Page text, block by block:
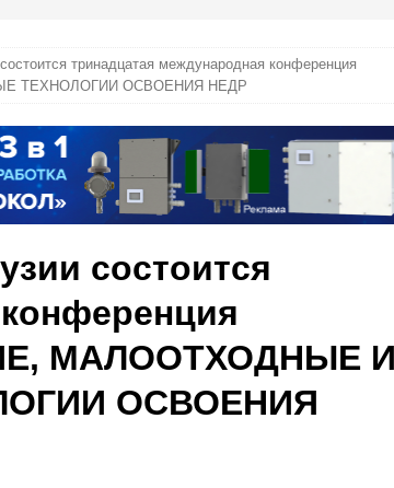
тринадцатая международная конференция
ТЕХНОЛОГИИ ОСВОЕНИЯ НЕДР
состоится
МАЛООТХОДНЫЕ
ОСВОЕНИЯ